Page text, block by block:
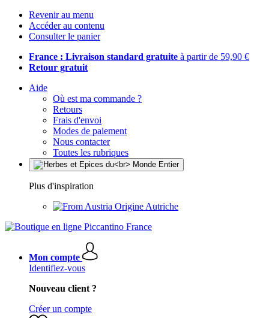
Revenir au menu
Accéder au contenu
Consulter le panier
France : Livraison standard gratuite à partir de 59,90 €
Retour gratuit
Aide
Où est ma commande ?
Retours
Frais d'envoi
Modes de paiement
Nous contacter
Toutes les rubriques
Plus d'inspiration
Origine Autriche
Mon compte
Identifiez-vous
Nouveau client ?
Créer un compte